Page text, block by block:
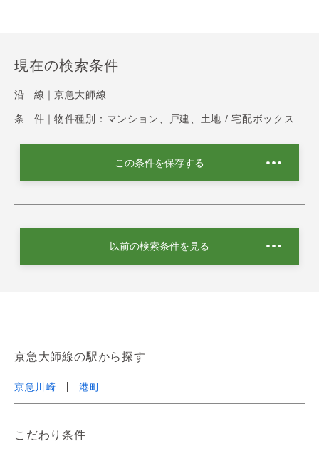
現在の検索条件
沿 線｜ 京急大師線
条 件｜ 物件種別：マンション、戸建、土地 / 宅配ボックス
この条件を保存する
以前の検索条件を見る
京急大師線の駅から探す
京急川崎 港町
こだわり条件